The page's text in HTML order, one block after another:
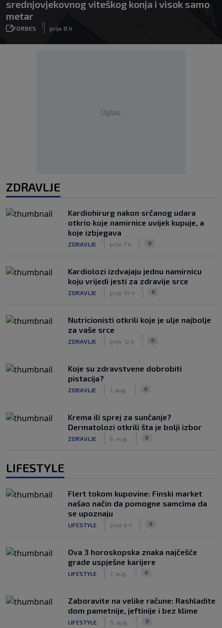
srednjovjekovnog viteškog konja i visok samo
metar
FORBES
|
prije 8 h
Oglas
ZDRAVLJE
Kardiohirurg nakon srčanog udara
otkrio koje namirnice uvijek kupuje, a
koje izbjegava
ZDRAVLJE prije 7 h 0
Kardiolozi izdvajaju jednu namirnicu
koju vrijedi jesti za zdravije srce
ZDRAVLJE prije 10 h 0
Nutricionisti otkrili koje je ulje najbolje
za vaše srce
ZDRAVLJE prije 12 h 0
Koje su zdravstvene dobrobiti
pistacija?
ZDRAVLJE 7. aug. 0
Krema ili sprej za sunčanje?
Dermatolozi otkrili šta je bolji izbor
ZDRAVLJE 6. aug. 0
LIFESTYLE
Flert tokom kupovine: Finski market
našao način da pomogne samcima da
se upoznaju
LIFESTYLE prije 6 h 0
Ova 3 horoskopska znaka najčešće
grade uspješne karijere
LIFESTYLE 7. aug. 0
Zaboravite na velike račune: Rashladite
dom pametnije, jeftinije i bez klime
LIFESTYLE 5. aug. 0